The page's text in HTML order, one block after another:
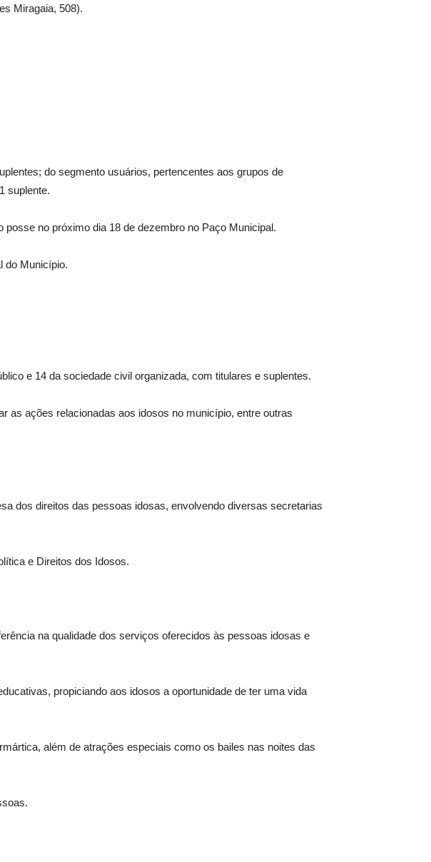
Miragaia, 508).
do segmento usuários, pertencentes aos grupos de
suplente.
no próximo dia 18 de dezembro no Paço Municipal.
do Município.
e 14 da sociedade civil organizada, com titulares e suplentes.
as ações relacionadas aos idosos no município, entre outras
dos direitos das pessoas idosas, envolvendo diversas secretarias
e Direitos dos Idosos.
na qualidade dos serviços oferecidos às pessoas idosas e
propiciando aos idosos a oportunidade de ter uma vida
além de atrações especiais como os bailes nas noites das